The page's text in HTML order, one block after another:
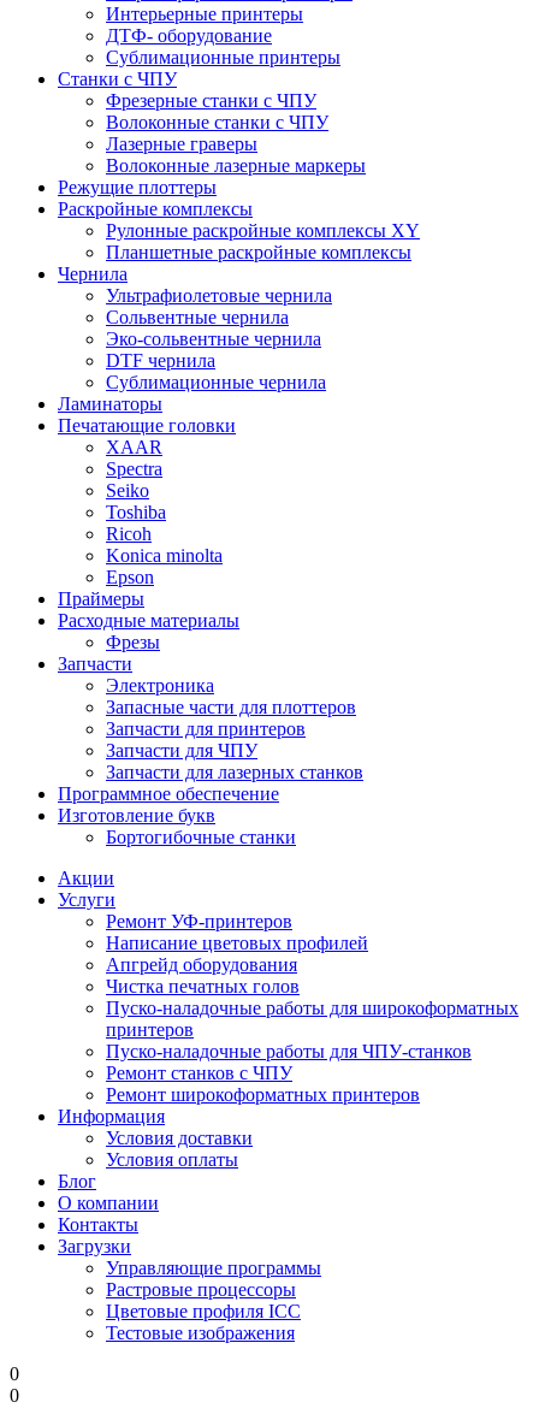
Интерьерные принтеры
ДТФ- оборудование
Сублимационные принтеры
Станки с ЧПУ
Фрезерные станки с ЧПУ
Волоконные станки с ЧПУ
Лазерные граверы
Волоконные лазерные маркеры
Режущие плоттеры
Раскройные комплексы
Рулонные раскройные комплексы XY
Планшетные раскройные комплексы
Чернила
Ультрафиолетовые чернила
Сольвентные чернила
Эко-сольвентные чернила
DTF чернила
Сублимационные чернила
Ламинаторы
Печатающие головки
XAAR
Spectra
Seiko
Toshiba
Ricoh
Konica minolta
Epson
Праймеры
Расходные материалы
Фрезы
Запчасти
Электроника
Запасные части для плоттеров
Запчасти для принтеров
Запчасти для ЧПУ
Запчасти для лазерных станков
Программное обеспечение
Изготовление букв
Бортогибочные станки
Акции
Услуги
Ремонт УФ-принтеров
Написание цветовых профилей
Апгрейд оборудования
Чистка печатных голов
Пуско-наладочные работы для широкоформатных
принтеров
Пуско-наладочные работы для ЧПУ-станков
Ремонт станков с ЧПУ
Ремонт широкоформатных принтеров
Информация
Условия доставки
Условия оплаты
Блог
О компании
Контакты
Загрузки
Управляющие программы
Растровые процессоры
Цветовые профиля ICC
Тестовые изображения
0
0